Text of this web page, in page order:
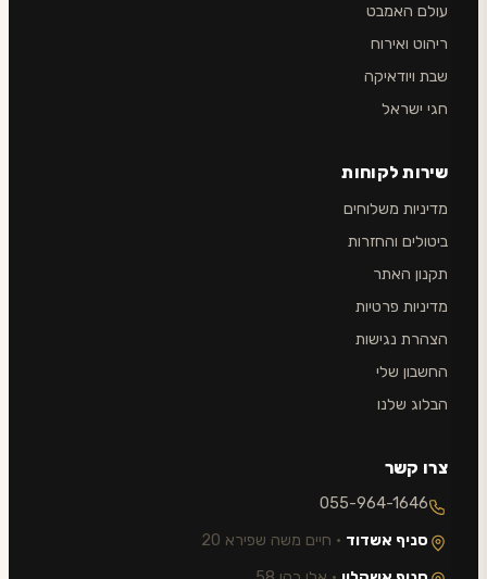
עולם האמבט
ריהוט ואירוח
שבת ויודאיקה
חגי ישראל
שירות לקוחות
מדיניות משלוחים
ביטולים והחזרות
תקנון האתר
מדיניות פרטיות
הצהרת נגישות
החשבון שלי
הבלוג שלנו
צרו קשר
055-964-1646
סניף אשדוד · חיים משה שפירא 20